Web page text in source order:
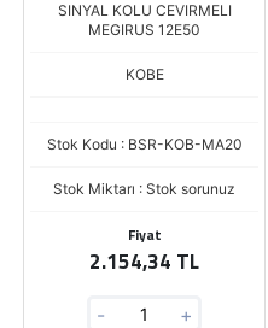
SINYAL KOLU CEVIRMELI
MEGIRUS 12E50
KOBE
Stok Kodu : BSR-KOB-MA20
Stok Miktarı : Stok sorunuz
Fiyat
2.154,34 TL
- +